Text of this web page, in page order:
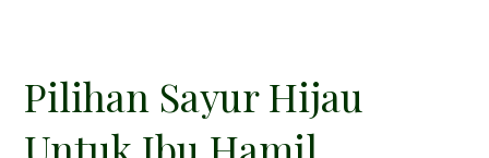
Pilihan Sayur Hijau